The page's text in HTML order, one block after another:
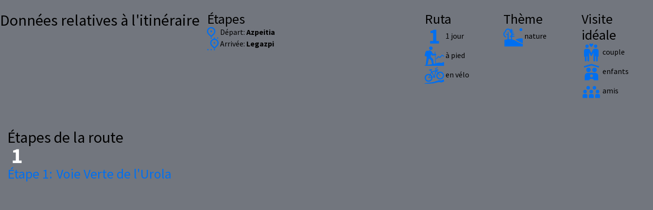
Données relatives à l'itinéraire Étapes
Départ: Azpeitia
Arrivée: Legazpi
Ruta
1 jour
à pied
en vélo
Thème
nature
Visite
idéale
couple
enfants
amis
Étapes de la route
Étape 1: Voie Verte de l'Urola